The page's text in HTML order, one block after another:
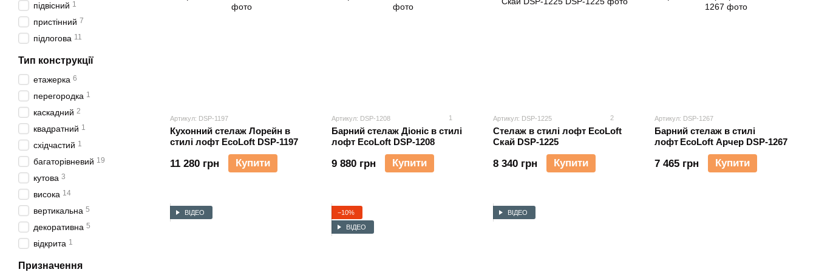
Артикул: DSP-1197
Кухонний стелаж Лорейн в
стилі лофт EcoLoft DSP-1197
11 280 грн Купити
Артикул: DSP-1208 1
Барний стелаж Діоніс в стилі
лофт EcoLoft DSP-1208
9 880 грн Купити
Артикул: DSP-1225 2
Стелаж в стилі лофт EcoLoft
Скай DSP-1225
8 340 грн Купити
Артикул: DSP-1267
Барний стелаж в стилі
лофт EcoLoft Арчер DSP-1267
7 465 грн Купити
ВІДЕО
−10%
ВІДЕО
ВІДЕО
підвісний 1
пристінний 7
підлогова 11
Тип конструкції
етажерка 6
перегородка 1
каскадний 2
квадратний 1
східчастий 1
багаторівневий 19
кутова 3
висока 14
вертикальна 5
декоративна 5
відкрита 1
Призначення